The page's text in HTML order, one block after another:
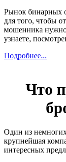
Рынок бинарных
для того, чтобы
мошенника нужно
узнаете,
Подробнее...
Что
Один из
крупнейшая
интересных